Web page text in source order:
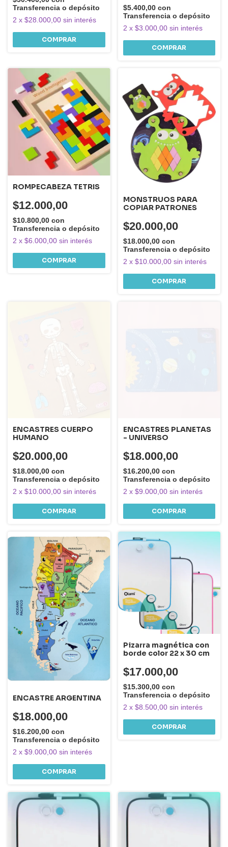
Transferencia o depósito
2 x $28.000,00 sin interés
$5.400,00 con
Transferencia o depósito
2 x $3.000,00 sin interés
ROMPECABEZA TETRIS
$12.000,00
$10.800,00 con
Transferencia o depósito
2 x $6.000,00 sin interés
MONSTRUOS PARA
COPIAR PATRONES
$20.000,00
$18.000,00 con
Transferencia o depósito
2 x $10.000,00 sin interés
ENCASTRES CUERPO
HUMANO
$20.000,00
$18.000,00 con
Transferencia o depósito
2 x $10.000,00 sin interés
ENCASTRES PLANETAS
- UNIVERSO
$18.000,00
$16.200,00 con
Transferencia o depósito
2 x $9.000,00 sin interés
ENCASTRE ARGENTINA
$18.000,00
$16.200,00 con
Transferencia o depósito
2 x $9.000,00 sin interés
Pizarra magnética con
borde color 22 x 30 cm
$17.000,00
$15.300,00 con
Transferencia o depósito
2 x $8.500,00 sin interés
COMPRAR